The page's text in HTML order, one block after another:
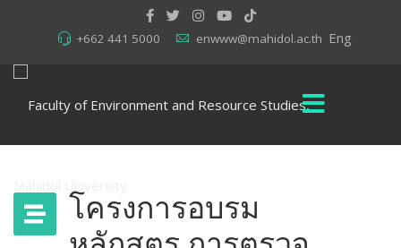
Eng
+662 441 5000 enwww@mahidol.ac.th
โครงการอบรม